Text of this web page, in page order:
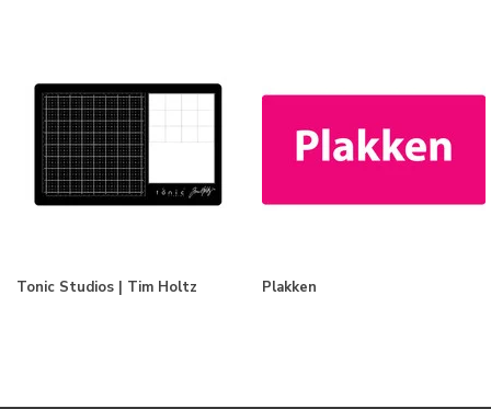
Tonic Studios | Tim Holtz Plakken